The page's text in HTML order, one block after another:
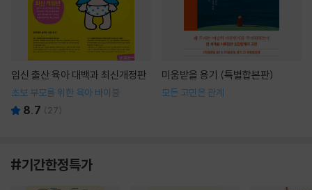
임신 출산 육아 대백과 최신개정판
초보 부모를 위한 육아 바이블
8.7 ( 27)
미움받을 용기 (특별합본판)
모든 고민은 관계
#기간한정특가